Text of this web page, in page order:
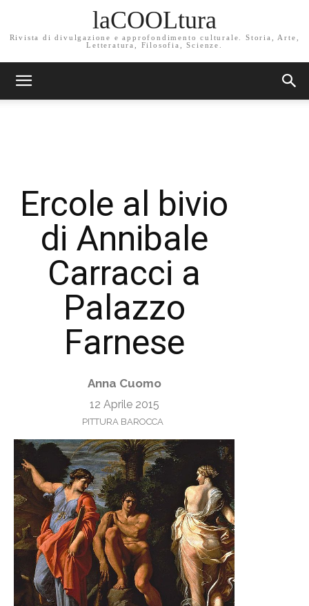
laCOOLtura
Rivista di divulgazione e approfondimento culturale. Storia, Arte,
Letteratura, Filosofia, Scienze.
Ercole al bivio
di Annibale
Carracci a
Palazzo
Farnese
Anna Cuomo
12 Aprile 2015
PITTURA BAROCCA